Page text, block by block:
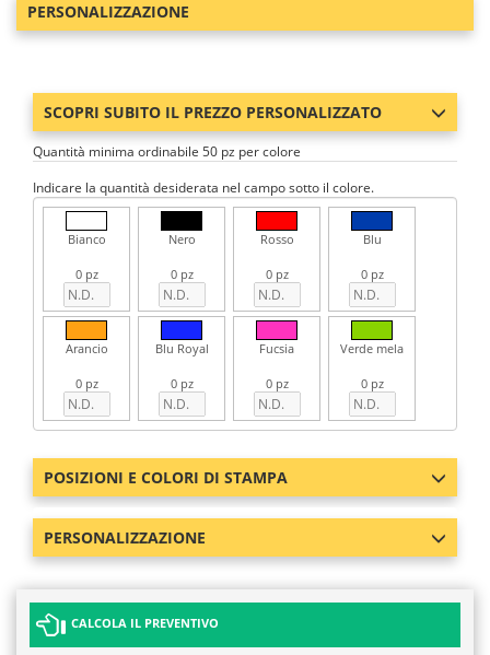
PERSONALIZZAZIONE
SCOPRI SUBITO IL PREZZO PERSONALIZZATO
Quantità minima ordinabile 50 pz per colore
Indicare la quantità desiderata nel campo sotto il colore.
Bianco
0 pz
Nero
0 pz
Rosso
0 pz
Blu
0 pz
Arancio
0 pz
Blu Royal
0 pz
Fucsia
0 pz
Verde mela
0 pz
POSIZIONI E COLORI DI STAMPA
PERSONALIZZAZIONE
CALCOLA IL PREVENTIVO